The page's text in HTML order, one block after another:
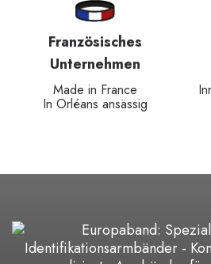
Französisches
Unternehmen
Made in France
In Orléans ansässig